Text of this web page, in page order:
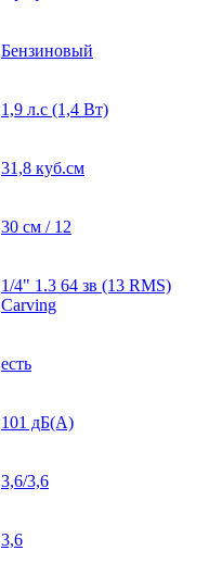
Бензиновый
1,9 л.с (1,4 Вт)
31,8 куб.см
30 см / 12
1/4" 1.3 64 зв (13 RMS)
Сarving
есть
101 дБ(А)
3,6/3,6
3,6